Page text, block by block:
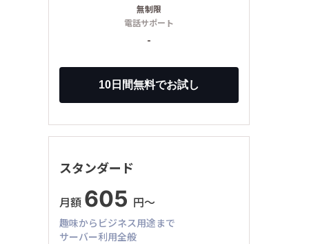
無制限
電話サポート
-
スタンダード
月額 605 円〜
趣味からビジネス用途まで
サーバー利用全般